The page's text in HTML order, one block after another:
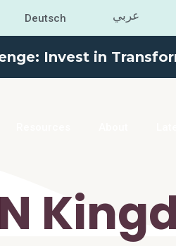
Deutsch عربي
Invest in